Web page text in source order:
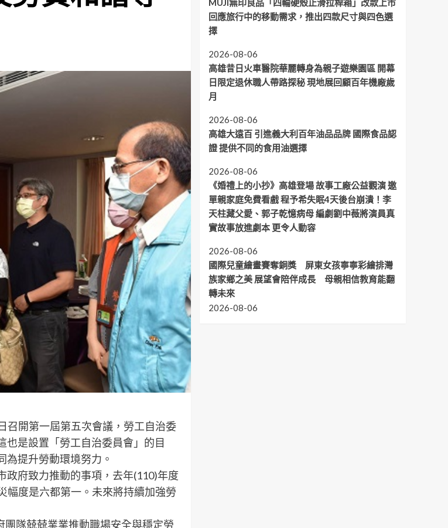
召開第一屆第五次會議，勞工自治委
也是設置「勞工自治委員會」的目
提升勞動環境努力。
政府致力推動的事項，去年(110)年度
幅度是六都第一。未來將持續加強勞
隊兢兢業業推動職場安全與穩定勞
MUJI無印良品「四輪硬殼止滑拉桿箱」改款上市
回應旅行中的移動需求，推出四款尺寸與四色選
擇
2026-08-06
高雄昔日火車醫院華麗轉身為親子遊樂園區 開幕
日限定退休職人帶路探秘 現地展回顧百年機廠歲
月
2026-08-06
高雄大遠百 引進義大利百年油品品牌 國際食品認
證 提供不同的食用油選擇
2026-08-06
《婚禮上的小抄》高雄登場 故事工廠公益觀演 邀
單親家庭免費看戲 程予希失眠4天後台崩潰！李
天柱藏父愛、郭子乾憶病母 編劇劉中薇將演員真
實故事放進劇本 更令人動容
2026-08-06
國際兒童繪畫賽奪銅獎 屏東女孩寧寧彩繪排灣
族家鄉之美 展望會陪伴成長 母親相信教育能翻
轉未來
2026-08-06